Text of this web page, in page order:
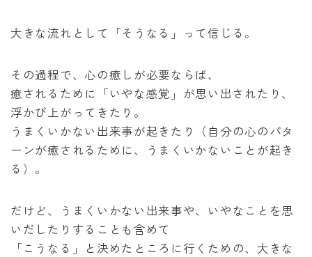
大きな流れとして「そうなる」って信じる。
その過程で、心の癒しが必要ならば、
癒されるために「いやな感覚」が思い出されたり、
浮かび上がってきたり。
うまくいかない出来事が起きたり（自分の心のパタ
ーンが癒されるために、うまくいかないことが起き
る）。
だけど、うまくいかない出来事や、いやなことを思
いだしたりすることも含めて
「こうなる」と決めたところに行くための、大きな